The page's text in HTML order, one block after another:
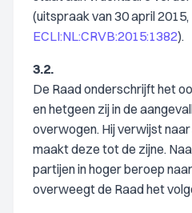
(uitspraak van 30 april 2015,
ECLI:NL:CRVB:2015:1382).
3.2.
De Raad onderschrijft het
en hetgeen zij in de
overwogen. Hij verwijst
maakt deze tot de zijne.
partijen in hoger beroep
overweegt de Raad het